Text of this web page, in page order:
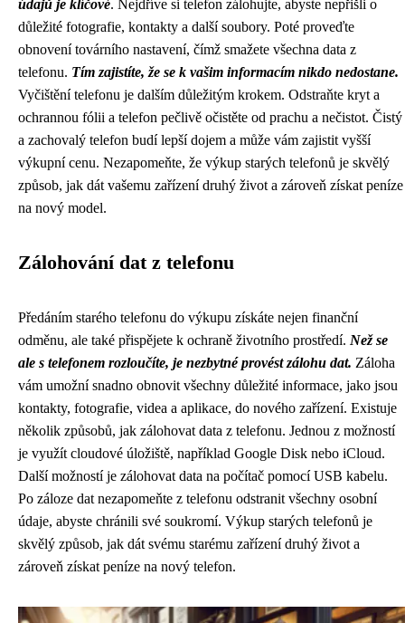
údajů je klíčové. Nejdříve si telefon zálohujte, abyste nepřišli o
důležité fotografie, kontakty a další soubory. Poté proveďte
obnovení továrního nastavení, čímž smažete všechna data z
telefonu. Tím zajistíte, že se k vašim informacím nikdo nedostane.
Vyčištění telefonu je dalším důležitým krokem. Odstraňte kryt a
ochrannou fólii a telefon pečlivě očistěte od prachu a nečistot. Čistý
a zachovalý telefon budí lepší dojem a může vám zajistit vyšší
výkupní cenu. Nezapomeňte, že výkup starých telefonů je skvělý
způsob, jak dát vašemu zařízení druhý život a zároveň získat peníze
na nový model.
Zálohování dat z telefonu
Předáním starého telefonu do výkupu získáte nejen finanční
odměnu, ale také přispějete k ochraně životního prostředí. Než se
ale s telefonem rozloučíte, je nezbytné provést zálohu dat. Záloha
vám umožní snadno obnovit všechny důležité informace, jako jsou
kontakty, fotografie, videa a aplikace, do nového zařízení. Existuje
několik způsobů, jak zálohovat data z telefonu. Jednou z možností
je využít cloudové úložiště, například Google Disk nebo iCloud.
Další možností je zálohovat data na počítač pomocí USB kabelu.
Po záloze dat nezapomeňte z telefonu odstranit všechny osobní
údaje, abyste chránili své soukromí. Výkup starých telefonů je
skvělý způsob, jak dát svému starému zařízení druhý život a
zároveň získat peníze na nový telefon.